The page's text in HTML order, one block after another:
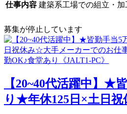
仕事内容 建築系工場での組立・
募集が停止しています
【20~40代活躍中】★
り★年休125日×土日